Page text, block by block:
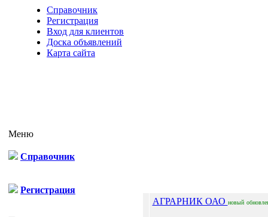
Справочник
Регистрация
Вход для клиентов
Доска объявлений
Карта сайта
Меню
Справочник
Регистрация
АГРАРНИК ОАО новый